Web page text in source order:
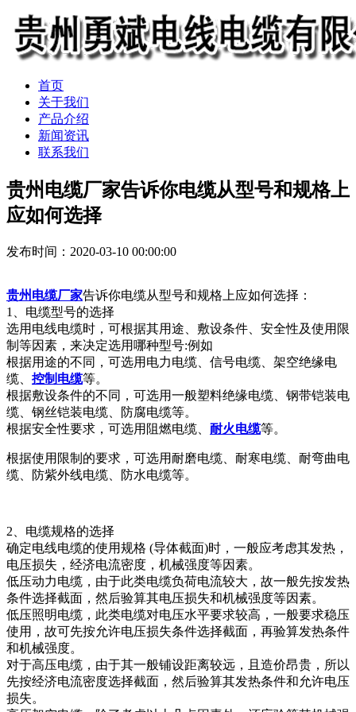
首页
关于我们
产品介绍
新闻资讯
联系我们
贵州电缆厂家告诉你电缆从型号和规格上
应如何选择
发布时间：2020-03-10 00:00:00
贵州电缆厂家告诉你电缆从型号和规格上应如何选择：
1、电缆型号的选择
选用电线电缆时，可根据其用途、敷设条件、安全性及使用限
制等因素，来决定选用哪种型号:例如
根据用途的不同，可选用电力电缆、信号电缆、架空绝缘电
缆、 控制电缆等。
根据敷设条件的不同，可选用一般塑料绝缘电缆、钢带铠装电
缆、钢丝铠装电缆、防腐电缆等。
根据安全性要求，可选用阻燃电缆、 耐火电缆等。
根据使用限制的要求，可选用耐磨电缆、耐寒电缆、耐弯曲电
缆、防紫外线电缆、防水电缆等。
2、电缆规格的选择
确定电线电缆的使用规格 (导体截面)时，一般应考虑其发热，
电压损失，经济电流密度，机械强度等因素。
低压动力电缆，由于此类电缆负荷电流较大，故一般先按发热
条件选择截面，然后验算其电压损失和机械强度等因素。
低压照明电缆，此类电缆对电压水平要求较高，一般要求稳压
使用，故可先按允许电压损失条件选择截面，再验算发热条件
和机械强度。
对于高压电缆，由于其一般铺设距离较远，且造价昂贵，所以
先按经济电流密度选择截面，然后验算其发热条件和允许电压
损失。